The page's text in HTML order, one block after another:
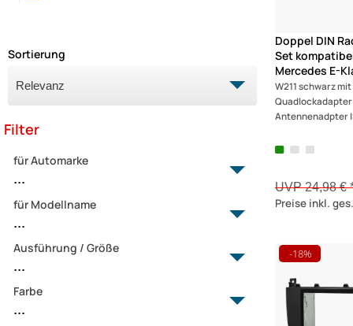
Sortierung
Filter
für Automarke
...
Mercedes
Renault
für Modellname
...
A-Klasse
B-Klasse
Ausführung / Größe
...
1-DIN Fach
Farbe
...
Doppel DIN
Set
Mercedes E-
W211 schwarz mit
Quadlockadapter
Antennenadpter
UVP 24,98 €
Preise inkl.
-18%